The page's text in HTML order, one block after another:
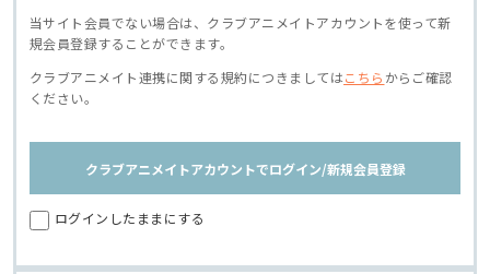
当サイト会員でない場合は、クラブアニメイトアカウントを使って新
規会員登録することができます。
クラブアニメイト連携に関する規約につきましてはこちら からご確認
ください。
クラブアニメイトアカウントでログイン/新規会員登録
ログインしたままにする